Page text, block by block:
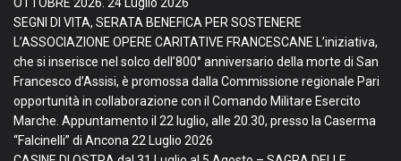
SEGNI DI VITA, SERATA BENEFICA PER SOSTENERE
L’ASSOCIAZIONE OPERE CARITATIVE FRANCESCANE L’iniziativa,
che si inserisce nel solco dell’800° anniversario della morte di San
Francesco d’Assisi, è promossa dalla Commissione regionale Pari
opportunità in collaborazione con il Comando Militare Esercito
Marche. Appuntamento il 22 luglio, alle 20.30, presso la Caserma
“Falcinelli” di Ancona 22 Luglio 2026